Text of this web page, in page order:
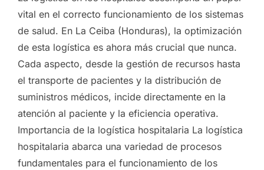
vital en el correcto funcionamiento de los sistemas
de salud. En La Ceiba (Honduras), la optimización
de esta logística es ahora más crucial que nunca.
Cada aspecto, desde la gestión de recursos hasta
el transporte de pacientes y la distribución de
suministros médicos, incide directamente en la
atención al paciente y la eficiencia operativa.
Importancia de la logística hospitalaria La logística
hospitalaria abarca una variedad de procesos
fundamentales para el funcionamiento de los